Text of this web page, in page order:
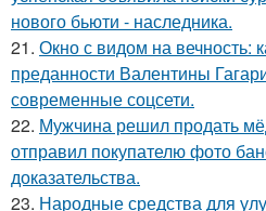
нового бьюти - наследника.
21. Окно с видом на вечность:
преданности Валентины
современные соцсети.
22. Мужчина решил продать
отправил покупателю фото
доказательства.
23. Народные средства для